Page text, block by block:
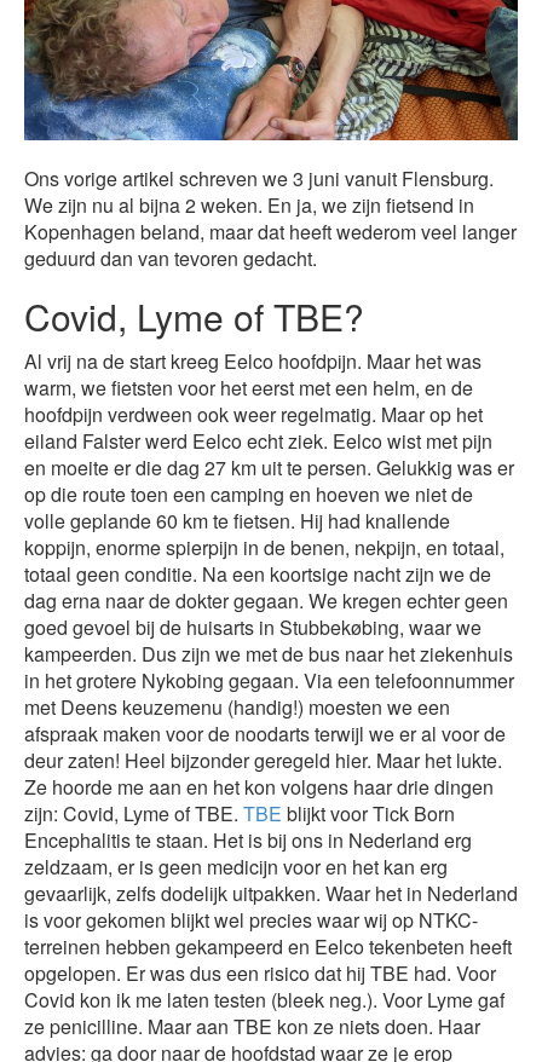
Ons vorige artikel schreven we 3 juni vanuit Flensburg.
We zijn nu al bijna 2 weken. En ja, we zijn fietsend in
Kopenhagen beland, maar dat heeft wederom veel langer
geduurd dan van tevoren gedacht.
Covid, Lyme of TBE?
Al vrij na de start kreeg Eelco hoofdpijn. Maar het was
warm, we fietsten voor het eerst met een helm, en de
hoofdpijn verdween ook weer regelmatig. Maar op het
eiland Falster werd Eelco echt ziek. Eelco wist met pijn
en moeite er die dag 27 km uit te persen. Gelukkig was er
op die route toen een camping en hoeven we niet de
volle geplande 60 km te fietsen. Hij had knallende
koppijn, enorme spierpijn in de benen, nekpijn, en totaal,
totaal geen conditie. Na een koortsige nacht zijn we de
dag erna naar de dokter gegaan. We kregen echter geen
goed gevoel bij de huisarts in Stubbekøbing, waar we
kampeerden. Dus zijn we met de bus naar het ziekenhuis
in het grotere Nykobing gegaan. Via een telefoonnummer
met Deens keuzemenu (handig!) moesten we een
afspraak maken voor de noodarts terwijl we er al voor de
deur zaten! Heel bijzonder geregeld hier. Maar het lukte.
Ze hoorde me aan en het kon volgens haar drie dingen
zijn: Covid, Lyme of TBE. TBE blijkt voor Tick Born
Encephalitis te staan. Het is bij ons in Nederland erg
zeldzaam, er is geen medicijn voor en het kan erg
gevaarlijk, zelfs dodelijk uitpakken. Waar het in Nederland
is voor gekomen blijkt wel precies waar wij op NTKC-
terreinen hebben gekampeerd en Eelco tekenbeten heeft
opgelopen. Er was dus een risico dat hij TBE had. Voor
Covid kon ik me laten testen (bleek neg.). Voor Lyme gaf
ze penicilline. Maar aan TBE kon ze niets doen. Haar
advies: ga door naar de hoofdstad waar ze je erop